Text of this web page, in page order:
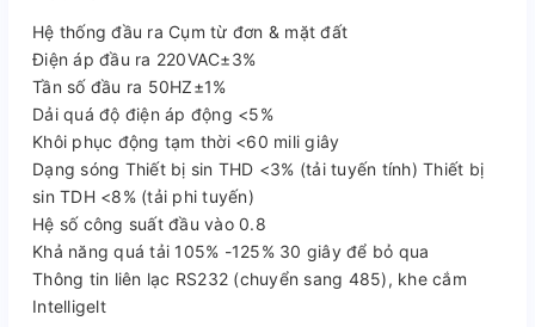
Hệ thống đầu ra Cụm từ đơn & mặt đất
Điện áp đầu ra 220VAC±3%
Tần số đầu ra 50HZ±1%
Dải quá độ điện áp động <5%
Khôi phục động tạm thời <60 mili giây
Dạng sóng Thiết bị sin THD <3% (tải tuyến tính) Thiết bị
sin TDH <8% (tải phi tuyến)
Hệ số công suất đầu vào 0.8
Khả năng quá tải 105% -125% 30 giây để bỏ qua
Thông tin liên lạc RS232 (chuyển sang 485), khe cắm
Intelligelt